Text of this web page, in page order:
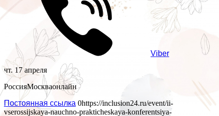
Viber
чт. 17 апреля
РоссияМоскваонлайн
Постоянная ссылка 0https://inclusion24.ru/event/ii-
vserossijskaya-nauchno-prakticheskaya-konferentsiya-